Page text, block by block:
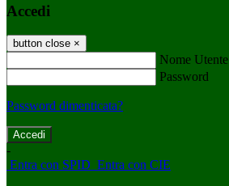
Accedi
button close ×
Nome Utente
Password
Password dimenticata?
-
Entra con SPID Entra con CIE